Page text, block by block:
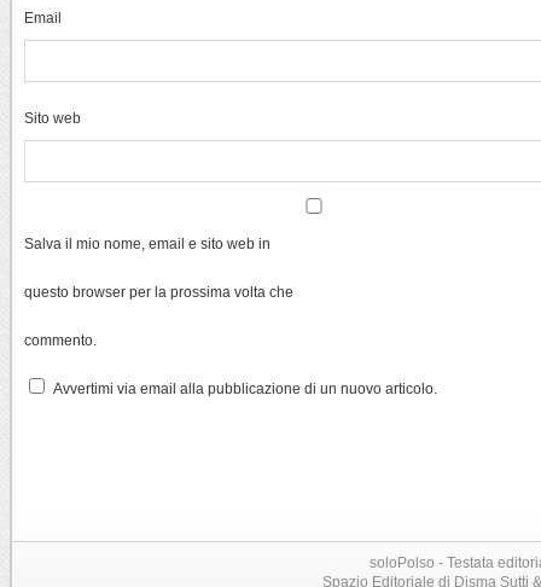
Email
Sito web
Salva il mio nome, email e sito web in
questo browser per la prossima volta che
commento.
Avvertimi via email alla pubblicazione di un nuovo articolo.
soloPolso - Testata
Spazio Editoriale di Disma Sutti